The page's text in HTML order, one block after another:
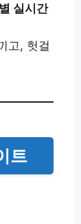
실시간
고, 헛걸
트